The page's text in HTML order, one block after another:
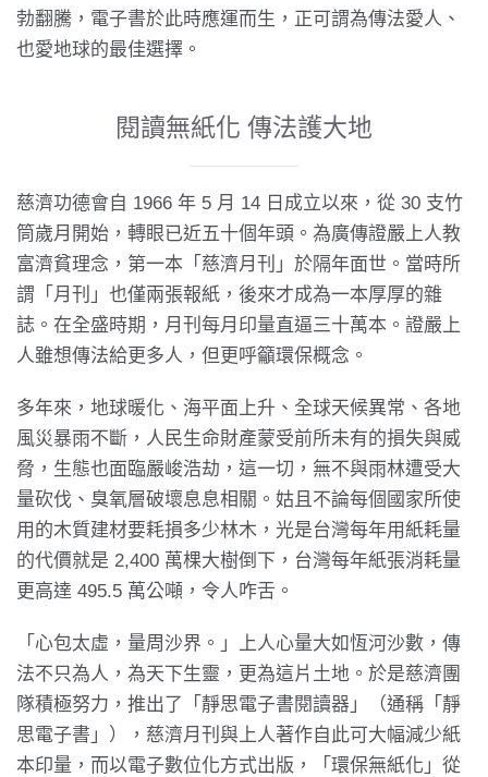
勃翻騰，電子書於此時應運而生，正可謂為傳法愛人、
也愛地球的最佳選擇。
閱讀無紙化 傳法護大地
慈濟功德會自 1966 年 5 月 14 日成立以來，從 30 支竹
筒歲月開始，轉眼已近五十個年頭。為廣傳證嚴上人教
富濟貧理念，第一本「慈濟月刊」於隔年面世。當時所
謂「月刊」也僅兩張報紙，後來才成為一本厚厚的雜
誌。在全盛時期，月刊每月印量直逼三十萬本。證嚴上
人雖想傳法給更多人，但更呼籲環保概念。
多年來，地球暖化、海平面上升、全球天候異常、各地
風災暴雨不斷，人民生命財產蒙受前所未有的損失與威
脅，生態也面臨嚴峻浩劫，這一切，無不與雨林遭受大
量砍伐、臭氧層破壞息息相關。姑且不論每個國家所使
用的木質建材要耗損多少林木，光是台灣每年用紙耗量
的代價就是 2,400 萬棵大樹倒下，台灣每年紙張消耗量
更高達 495.5 萬公噸，令人咋舌。
「心包太虛，量周沙界。」上人心量大如恆河沙數，傳
法不只為人，為天下生靈，更為這片土地。於是慈濟團
隊積極努力，推出了「靜思電子書閱讀器」（通稱「靜
思電子書」），慈濟月刊與上人著作自此可大幅減少紙
本印量，而以電子數位化方式出版，「環保無紙化」從